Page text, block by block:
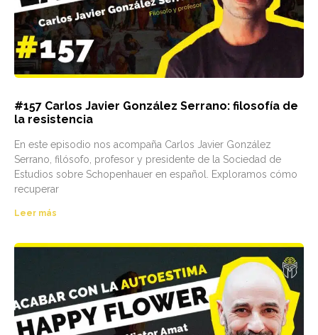
#157 Carlos Javier González Serrano: filosofía de
la resistencia
En este episodio nos acompaña Carlos Javier González
Serrano, filósofo, profesor y presidente de la Sociedad de
Estudios sobre Schopenhauer en español. Exploramos cómo
recuperar
Leer más